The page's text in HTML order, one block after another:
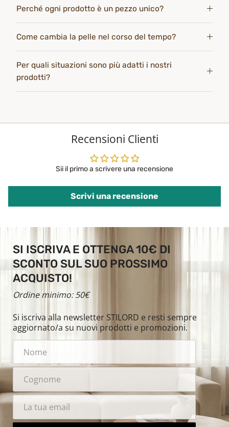
Perché ogni prodotto è un pezzo unico?
Come cambia la pelle nel corso del tempo?
Per quali situazioni sono più adatti i nostri
prodotti?
Recensioni Clienti
Sii il primo a scrivere una recensione
Scrivi una recensione
SI ISCRIVA E OTTENGA 10€ DI
SCONTO SUL SUO PROSSIMO
ACQUISTO!
Ordine minimo: 50€
Si iscriva alla newsletter STILORD e resti sempre
aggiornato/a su nuovi prodotti e promozioni.